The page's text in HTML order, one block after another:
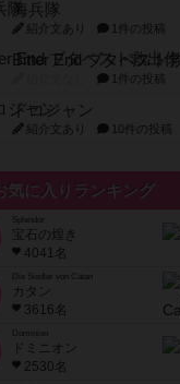
海兵隊
紹介文あり 1件の投稿
1件の投稿
ドコジャン
紹介文あり 10件の投稿
気に入りランキング
宝石の煌き
4041名
Die Siedler von Catan
カタン
3616名
ドミニオン
2530名